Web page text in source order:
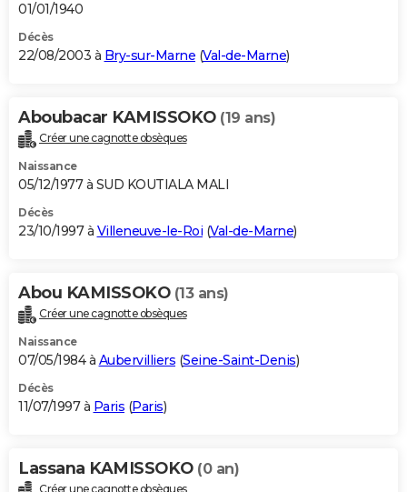
01/01/1940
Décès
22/08/2003 à Bry-sur-Marne (Val-de-Marne)
Aboubacar KAMISSOKO (19 ans)
Créer une cagnotte obsèques
Naissance
05/12/1977 à SUD KOUTIALA MALI
Décès
23/10/1997 à Villeneuve-le-Roi (Val-de-Marne)
Abou KAMISSOKO (13 ans)
Créer une cagnotte obsèques
Naissance
07/05/1984 à Aubervilliers (Seine-Saint-Denis)
Décès
11/07/1997 à Paris (Paris)
Lassana KAMISSOKO (0 an)
Créer une cagnotte obsèques